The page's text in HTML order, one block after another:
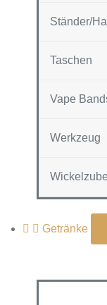
Ständer/
Taschen
Vape
Werkzeug
Getränke